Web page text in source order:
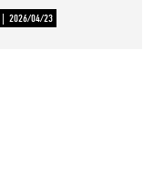
2026/04/23